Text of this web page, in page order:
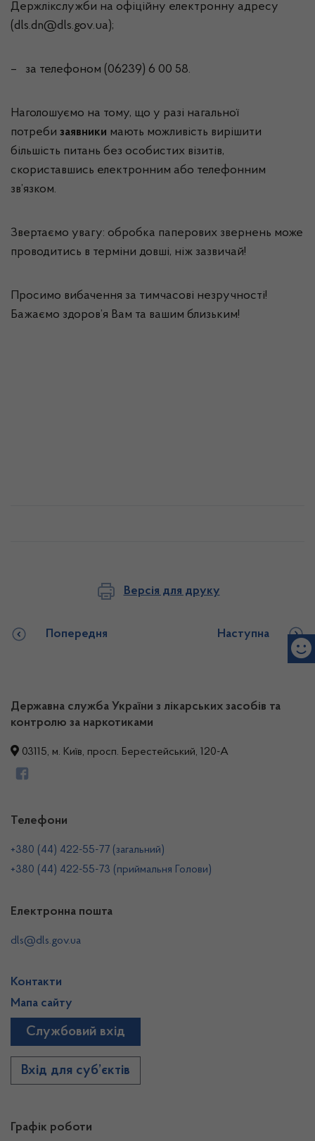
Держлікслужби на офіційну електронну адресу
(dls.dn@dls.gov.ua);
– за телефоном (06239) 6 00 58.
Наголошуємо на тому, що у разі нагальної
потреби заявники мають можливість вирішити
більшість питань без особистих візитів,
скориставшись електронним або телефонним
зв’язком.
Звертаємо увагу: обробка паперових звернень може
проводитись в терміни довші, ніж зазвичай!
Просимо вибачення за тимчасові незручності!
Бажаємо здоров’я Вам та вашим близьким!
Версія для друку
Попередня Наступна
Державна служба України з лікарських засобів та
контролю за наркотиками
03115, м. Київ, просп. Берестейський, 120-А
Графік роботи
Телефони
+380 (44) 422-55-77 (загальний)
+380 (44) 422-55-73 (приймальня Голови)
Електронна пошта
dls@dls.gov.ua
Контакти
Мапа сайту
Службовий вхід
Вхід для суб’єктів